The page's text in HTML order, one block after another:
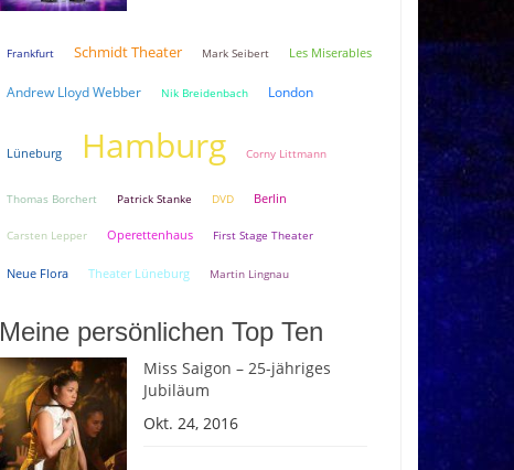
Frankfurt Schmidt Theater Mark Seibert Les Miserables
Andrew Lloyd Webber Nik Breidenbach London
Lüneburg Hamburg Corny Littmann
Thomas Borchert Patrick Stanke DVD Berlin
Carsten Lepper Operettenhaus First Stage Theater
Neue Flora Theater Lüneburg Martin Lingnau
Meine persönlichen Top Ten
Miss Saigon – 25-jähriges
Jubiläum
Okt. 24, 2016